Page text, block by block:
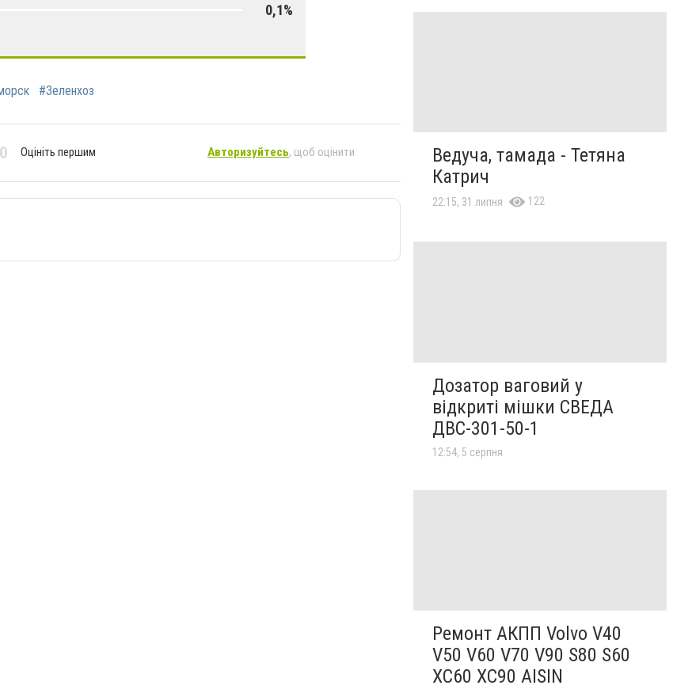
0,1%
#Зеленхоз
Оцініть першим Авторизуйтесь, щоб оцінити
Ведуча, тамада - Тетяна
Катрич
22:15, 31 липня 122
Дозатор ваговий у
відкриті мішки СВЕДА
ДВС-301-50-1
12:54, 5 серпня
Ремонт АКПП Volvo V40
V50 V60 V70 V90 S80 S60
XC60 XC90 AISIN